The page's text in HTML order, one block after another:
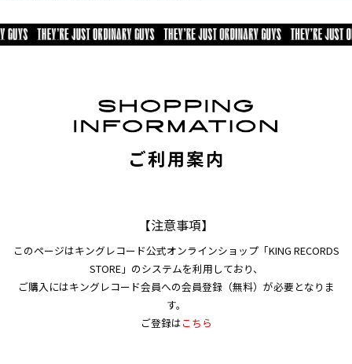
【注意事項】
このページはキングレコード公式オンラインショップ「KING RECORDS
STORE」のシステムを利用しており、
ご購入にはキングレコード会員への会員登録（無料）が必要となりま
す。
ご登録はこちら